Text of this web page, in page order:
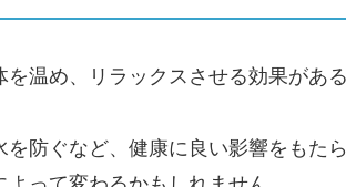
温め、リラックスさせる効果があ
防ぐなど、健康に良い影響をもた